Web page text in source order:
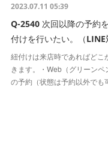
2023.07.11 05:39
Q-2540 次回以降の予約
付けを行いたい。（LINE
紐付けは来店時であればど
きます。・Web（グリーン
の予約（状態は予約以外でも